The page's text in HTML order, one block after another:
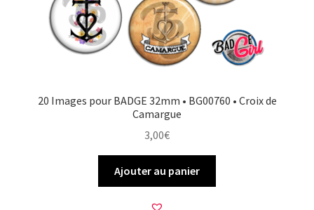
20 Images pour BADGE 32mm • BG00760 • Croix de
Camargue
3,00€
Ajouter au panier